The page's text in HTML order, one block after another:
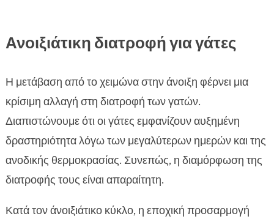
Ανοιξιάτικη διατροφή για γάτες
Η μετάβαση από το χειμώνα στην άνοιξη φέρνει μια
κρίσιμη αλλαγή στη διατροφή των γατών.
Διαπιστώνουμε ότι οι γάτες εμφανίζουν αυξημένη
δραστηριότητα λόγω των μεγαλύτερων ημερών και της
ανοδικής θερμοκρασίας. Συνεπώς, η διαμόρφωση της
διατροφής τους είναι απαραίτητη.
Κατά τον άνοιξιάτικο κύκλο, η εποχική προσαρμογή